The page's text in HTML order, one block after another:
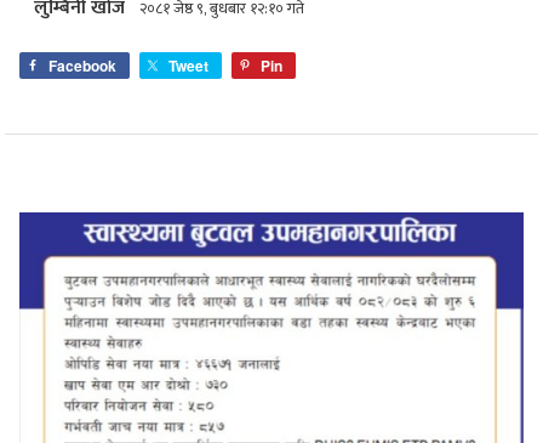
लुम्बिनी खोज २०८१ जेष्ठ ९, बुधबार १२:१० गते
Facebook Tweet Pin